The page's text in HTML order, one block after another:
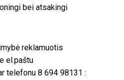
bei atsakingi
reklamuotis
el.paštu
telefonu 8 694 98131 :